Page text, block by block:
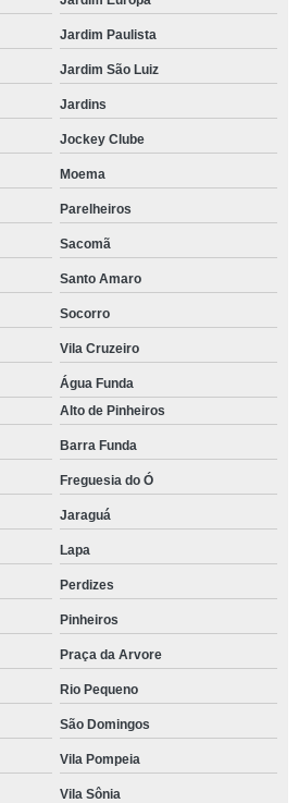
Jardim Paulista
Jardim São Luiz
Jardins
Jockey Clube
Moema
Parelheiros
Sacomã
Santo Amaro
Socorro
Vila Cruzeiro
Água Funda
Alto de Pinheiros
Barra Funda
Freguesia do Ó
Jaraguá
Lapa
Perdizes
Pinheiros
Praça da Arvore
Rio Pequeno
São Domingos
Vila Pompeia
Vila Sônia